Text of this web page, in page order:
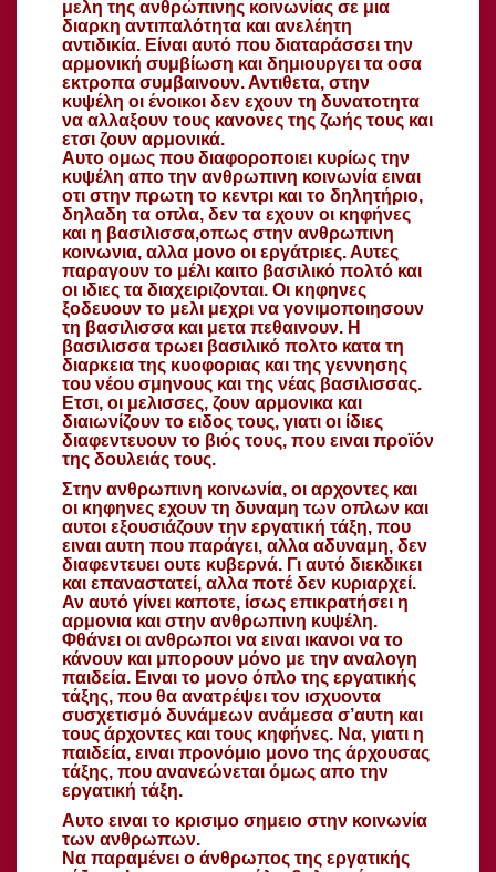
μελη της ανθρώπινης κοινωνίας σε μια
διαρκη αντιπαλότητα και ανελέητη
αντιδικία. Είναι αυτό που διαταράσσει την
αρμονική συμβίωση και δημιουργει τα οσα
εκτροπα συμβαινουν. Αντιθετα, στην
κυψέλη οι ένοικοι δεν εχουν τη δυνατοτητα
να αλλαξουν τους κανονες της ζωής τους και
ετσι ζουν αρμονικά.
Αυτο ομως που διαφοροποιει κυρίως την
κυψέλη απο την ανθρωπινη κοινωνία ειναι
οτι στην πρωτη το κεντρι και το δηλητήριο,
δηλαδη τα οπλα, δεν τα εχουν οι κηφήνες
και η βασιλισσα,οπως στην ανθρωπινη
κοινωνια, αλλα μονο οι εργάτριες. Αυτες
παραγουν το μέλι καιτο βασιλικό πολτό και
οι ιδιες τα διαχειριζονται. Οι κηφηνες
ξοδευουν το μελι μεχρι να γονιμοποιησουν
τη βασιλισσα και μετα πεθαινουν. Η
βασιλισσα τρωει βασιλικό πολτο κατα τη
διαρκεια της κυοφοριας και της γεννησης
του νέου σμηνους και της νέας βασιλισσας.
Ετσι, οι μελισσες, ζουν αρμονικα και
διαιωνίζουν το ειδος τους, γιατι οι ίδιες
διαφεντευουν το βιός τους, που ειναι προϊόν
της δουλειάς τους.
Στην ανθρωπινη κοινωνία, οι αρχοντες και
οι κηφηνες εχουν τη δυναμη των οπλων και
αυτοι εξουσιάζουν την εργατική τάξη, που
ειναι αυτη που παράγει, αλλα αδυναμη, δεν
διαφεντευει ουτε κυβερνά. Γι αυτό διεκδικει
και επαναστατεί, αλλα ποτέ δεν κυριαρχεί.
Αν αυτό γίνει καποτε, ίσως επικρατήσει η
αρμονια και στην ανθρωπινη κυψέλη.
Φθάνει οι ανθρωποι να ειναι ικανοι να το
κάνουν και μπορουν μόνο με την αναλογη
παιδεία. Ειναι το μονο όπλο της εργατικής
τάξης, που θα ανατρέψει τον ισχυοντα
συσχετισμό δυνάμεων ανάμεσα σ’αυτη και
τους άρχοντες και τους κηφήνες. Να, γιατι η
παιδεία, ειναι προνόμιο μονο της άρχουσας
τάξης, που ανανεώνεται όμως απο την
εργατική τάξη.
Αυτο ειναι το κρισιμο σημειο στην κοινωνία
των ανθρωπων.
Να παραμένει ο άνθρωπος της εργατικής